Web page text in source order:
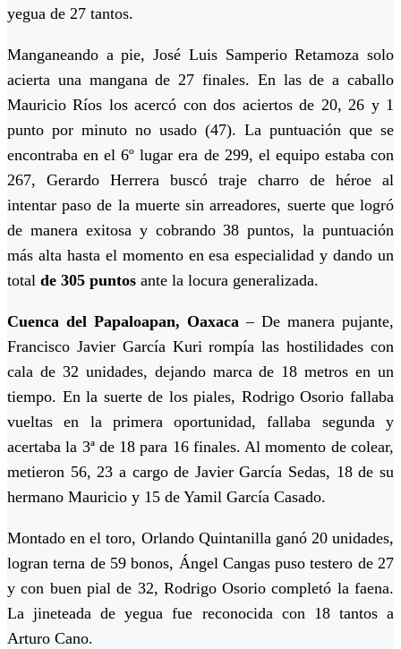
yegua de 27 tantos.
Manganeando a pie, José Luis Samperio Retamoza solo
acierta una mangana de 27 finales. En las de a caballo
Mauricio Ríos los acercó con dos aciertos de 20, 26 y 1
punto por minuto no usado (47). La puntuación que se
encontraba en el 6º lugar era de 299, el equipo estaba con
267, Gerardo Herrera buscó traje charro de héroe al
intentar paso de la muerte sin arreadores, suerte que logró
de manera exitosa y cobrando 38 puntos, la puntuación
más alta hasta el momento en esa especialidad y dando un
total de 305 puntos ante la locura generalizada.
Cuenca del Papaloapan, Oaxaca – De manera pujante,
Francisco Javier García Kuri rompía las hostilidades con
cala de 32 unidades, dejando marca de 18 metros en un
tiempo. En la suerte de los piales, Rodrigo Osorio fallaba
vueltas en la primera oportunidad, fallaba segunda y
acertaba la 3ª de 18 para 16 finales. Al momento de colear,
metieron 56, 23 a cargo de Javier García Sedas, 18 de su
hermano Mauricio y 15 de Yamil García Casado.
Montado en el toro, Orlando Quintanilla ganó 20 unidades,
logran terna de 59 bonos, Ángel Cangas puso testero de 27
y con buen pial de 32, Rodrigo Osorio completó la faena.
La jineteada de yegua fue reconocida con 18 tantos a
Arturo Cano.